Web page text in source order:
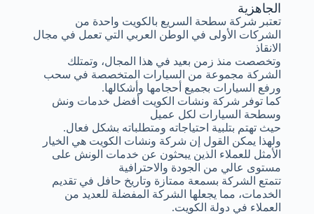
الجاهزية
تعتبر شركة سطحة السريع بالكويت واحدة من
الشركات الأولى في الوطن العربي التي تعمل في مجال
الانقاذ
وتخصصت منذ زمن بعيد في هذا المجال، وتمتلك
الشركة مجموعة من السيارات المتخصصة في سحب
ورفع السيارات بجميع أحجامها وأشكالها.
كما توفر شركة ونشات الكويت أفضل خدمات ونش
وسطحة السيارات لكل عميل
حيث تهتم بتلبية احتياجاته ومتطلباته بشكل فعال.
ولهذا يمكن القول إن شركة ونشات الكويت هي الخيار
الأمثل للعملاء الذين يبحثون عن خدمات الونش على
مستوى عالي من الجودة والاحترافية
تتمتع الشركة بسمعة ممتازة وتاريخ حافل في تقديم
الخدمات، مما يجعلها الشركة المفضلة للعديد من
العملاء في دولة الكويت.